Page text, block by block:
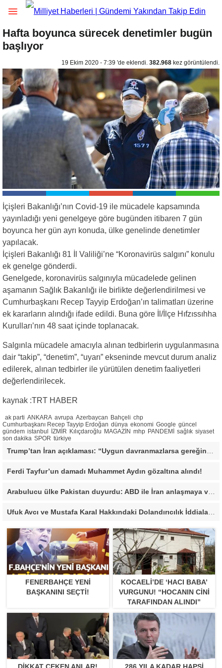
Hafta boyunca sürecek denetimler bugün
başlıyor
19 Ekim 2020 - 7:39 'de eklendi. 382.968 kez görüntülendi.
İçişleri Bakanlığı’nın Covid-19 ile mücadele kapsamında
yayınladığı yeni genelgeye göre bugünden itibaren 7 gün
boyunca her gün ayrı konuda, ülke genelinde denetimler
yapılacak.
İçişleri Bakanlığı 81 İl Valiliği’ne “Koronavirüs salgını” konulu
ek genelge gönderdi.
Genelgede, koronavirüs salgınıyla mücadelede gelinen
aşamanın Sağlık Bakanlığı ile birlikte değerlendirilmesi ve
Cumhurbaşkanı Recep Tayyip Erdoğan’ın talimatları üzerine
ek kararların alındığı ifade edildi. Buna göre İl/İlçe Hıfzıssıhha
Kurulları’nın 48 saat içinde toplanacak.
Salgınla mücadele amacıyla alınan tedbirlerin uygulanmasına
dair “takip”, “denetim”, “uyarı” ekseninde mevcut durum analiz
edilerek, alınan tedbirler ile yürütülen denetim faaliyetleri
değerlendirilecek.
kaynak :TRT HABER
ak parti ANKARA avrupa Azerbaycan Bahçeli chp
Cumhurbaşkanı Recep Tayyip Erdoğan dünya ekonomi Google güncel
gündem istanbul İZMİR Kılıçdaroğlu MAGAZİN mhp PANDEMİ sağlık siyaset
son dakika SPOR türkiye
Ferdi Tayfur’un damadı Muhammet Aydın gözaltına alındı!
Arabulucu ülke Pakistan duyurdu: ABD ile İran anlaşmaya vardı
Ufuk Avcı ve Mustafa Karal Hakkındaki Dolandırıcılık İddiaları Büyüyor
FENERBAHÇE YENI
BAŞKANINI SEÇTI!
KOCAELI’DE ‘HACI BABA’
VURGUNU! “HOCANIN CINI
TARAFINDAN ALINDI”